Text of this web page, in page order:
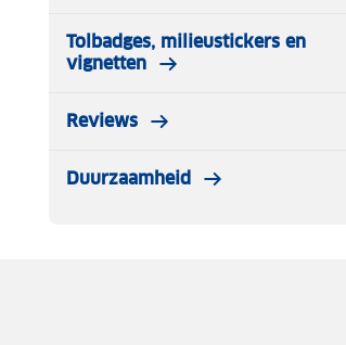
Tolbadges, milieustickers en
vignetten
Reviews
Duurzaamheid